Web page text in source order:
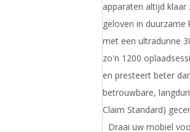
apparaten altijd
geloven in
met een ultradunne
zo'n 1200
en presteert beter
betrouwbare,
Claim Standard)
Draai uw mobiel